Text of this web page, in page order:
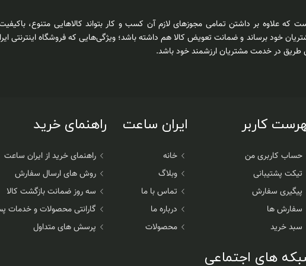
که علاوه بر داشتن تمامی مجوزهای لازم آن کسب و کار بتواند کالاهایی متنوع،
خود برساند و ضمانت تعویض کالا هم داشته باشد؛ ویژگی‌هایی که فروشگاه اینترنتی
طریق در خدمت مشتریان ارزشمند خود باشد.
کاربر
حساب کاربری من
تیکت پشتیبانی
پیگیری سفارش
سفارش ها
سبد خرید
های اجتماعی
ایران ساعت
خانه
وبلاگ
تماس با ما
درباره ما
محصولات
راهنمای خرید
راهنمای خرید از ایران ساعت
روش های ارسال سفارش
سه روز ضمانت بازگشت کالا
گارانتی محصولات و خدمات
پرسش های متداول